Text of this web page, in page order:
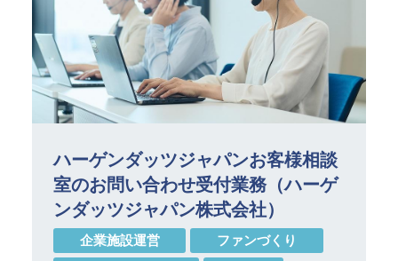
ハーゲンダッツジャパンお客様相談
室のお問い合わせ受付業務（ハーゲ
ンダッツジャパン株式会社）
企業施設運営 ファンづくり